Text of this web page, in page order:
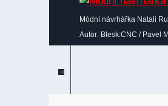
Módní návrhářka Natali
Autor: Blesk:CNC / Pavel